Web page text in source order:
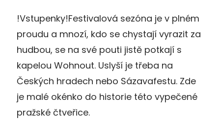
!Vstupenky!Festivalová sezóna je v plném
proudu a mnozí, kdo se chystají vyrazit za
hudbou, se na své pouti jistě potkají s
kapelou Wohnout. Uslyší je třeba na
Českých hradech nebo Sázavafestu. Zde
je malé okénko do historie této vypečené
pražské čtveřice.